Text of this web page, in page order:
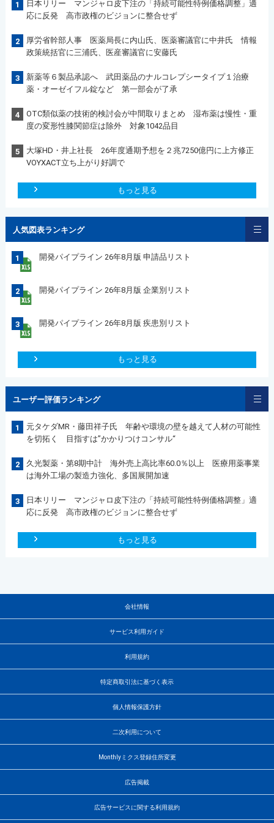
1
日本リリー マンジャロ皮下注の「持続可能性特例価格調整」適
応に反発 高市政権のビジョンに整合せず
2
厚労省幹部人事 医薬局長に内山氏、医薬審議官に中井氏 情報
政策統括官に三浦氏、医産審議官に安藤氏
3
新薬等６製品承認へ 武田薬品のナルコレプシータイプ１治療
薬・オーゼイフル錠など 第一部会が了承
4
OTC類似薬の技術的検討会が中間取りまとめ 湿布薬は慢性・重
度の変形性膝関節症は除外 対象1042品目
5
大塚HD・井上社長 26年度通期予想を２兆7250億円に上方修正
VOYXACT立ち上がり好調で
もっと見る
人気図表ランキング
1 開発パイプライン 26年8月版 申請品リスト
2 開発パイプライン 26年8月版 企業別リスト
3 開発パイプライン 26年8月版 疾患別リスト
もっと見る
ユーザー評価ランキング
1
元タケダMR・藤田祥子氏 年齢や環境の壁を越えて人材の可能性
を切拓く 目指すは”かかりつけコンサル“
2
久光製薬・第8期中計 海外売上高比率60.0％以上 医療用薬事業
は海外工場の製造力強化、多国展開加速
3
日本リリー マンジャロ皮下注の「持続可能性特例価格調整」適
応に反発 高市政権のビジョンに整合せず
もっと見る
会社情報
サービス利用ガイド
利用規約
特定商取引法に基づく表示
個人情報保護方針
二次利用について
Monthlyミクス登録住所変更
広告掲載
広告サービスに関する利用規約